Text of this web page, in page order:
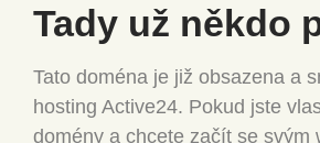
Tady už někdo
Tato doména je již obsazena a
hosting Active24. Pokud jste
domény a chcete začít se svým